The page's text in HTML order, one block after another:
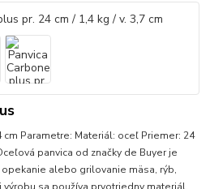
cm Parametre: Materiál: oceľ Priemer: 24
panvica od značky de Buyer je
alebo grilovanie mäsa, rýb,